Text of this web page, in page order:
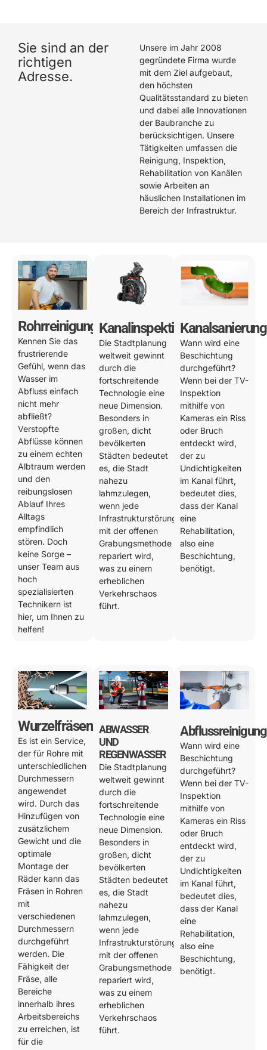
Sie sind an der
richtigen
Adresse.
Unsere im Jahr 2008
gegründete Firma wurde
mit dem Ziel aufgebaut,
den höchsten
Qualitätsstandard zu bieten
und dabei alle Innovationen
der Baubranche zu
berücksichtigen. Unsere
Tätigkeiten umfassen die
Reinigung, Inspektion,
Rehabilitation von Kanälen
sowie Arbeiten an
häuslichen Installationen im
Bereich der Infrastruktur.
Rohrreinigung
Kennen Sie das
frustrierende
Gefühl, wenn das
Wasser im
Abfluss einfach
nicht mehr
abfließt?
Verstopfte
Abflüsse können
zu einem echten
Albtraum werden
und den
reibungslosen
Ablauf Ihres
Alltags
empfindlich
stören. Doch
keine Sorge –
unser Team aus
hoch
spezialisierten
Technikern ist
hier, um Ihnen zu
helfen!
Kanalinspektion
Die Stadtplanung
weltweit gewinnt
durch die
fortschreitende
Technologie eine
neue Dimension.
Besonders in
großen, dicht
bevölkerten
Städten bedeutet
es, die Stadt
nahezu
lahmzulegen,
wenn jede
Infrastrukturstörung
mit der offenen
Grabungsmethode
repariert wird,
was zu einem
erheblichen
Verkehrschaos
führt.
Kanalsanierung
Wann wird eine
Beschichtung
durchgeführt?
Wenn bei der TV-
Inspektion
mithilfe von
Kameras ein Riss
oder Bruch
entdeckt wird,
der zu
Undichtigkeiten
im Kanal führt,
bedeutet dies,
dass der Kanal
eine
Rehabilitation,
also eine
Beschichtung,
benötigt.
Wurzelfräsen
Es ist ein Service,
der für Rohre mit
unterschiedlichen
Durchmessern
angewendet
wird. Durch das
Hinzufügen von
zusätzlichem
Gewicht und die
optimale
Montage der
Räder kann das
Fräsen in Rohren
mit
verschiedenen
Durchmessern
durchgeführt
werden. Die
Fähigkeit der
Fräse, alle
Bereiche
innerhalb ihres
Arbeitsbereichs
zu erreichen, ist
für die
ABWASSER
UND
REGENWASSER
Die Stadtplanung
weltweit gewinnt
durch die
fortschreitende
Technologie eine
neue Dimension.
Besonders in
großen, dicht
bevölkerten
Städten bedeutet
es, die Stadt
nahezu
lahmzulegen,
wenn jede
Infrastrukturstörung
mit der offenen
Grabungsmethode
repariert wird,
was zu einem
erheblichen
Verkehrschaos
führt.
Abflussreinigung
Wann wird eine
Beschichtung
durchgeführt?
Wenn bei der TV-
Inspektion
mithilfe von
Kameras ein Riss
oder Bruch
entdeckt wird,
der zu
Undichtigkeiten
im Kanal führt,
bedeutet dies,
dass der Kanal
eine
Rehabilitation,
also eine
Beschichtung,
benötigt.